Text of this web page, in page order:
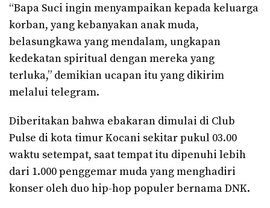
“Bapa Suci ingin menyampaikan kepada keluarga
korban, yang kebanyakan anak muda,
belasungkawa yang mendalam, ungkapan
kedekatan spiritual dengan mereka yang
terluka,” demikian ucapan itu yang dikirim
melalui telegram.
Diberitakan bahwa ebakaran dimulai di Club
Pulse di kota timur Kocani sekitar pukul 03.00
waktu setempat, saat tempat itu dipenuhi lebih
dari 1.000 penggemar muda yang menghadiri
konser oleh duo hip-hop populer bernama DNK.